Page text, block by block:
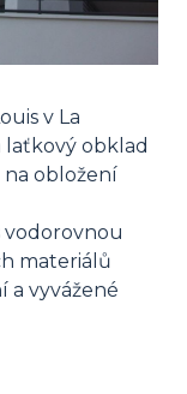
v La
laťkový obklad
na obložení
materiálů
a vyvážené